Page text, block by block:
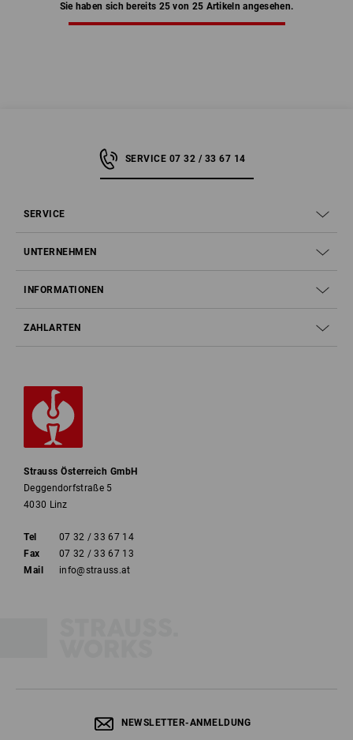
Sie haben sich bereits 25 von 25 Artikeln angesehen.
SERVICE 07 32 / 33 67 14
SERVICE
UNTERNEHMEN
INFORMATIONEN
ZAHLARTEN
Strauss Österreich GmbH
Deggendorfstraße 5
4030 Linz
Tel
07 32 / 33 67 14
Fax
07 32 / 33 67 13
Mail
info@strauss.at
NEWSLETTER-ANMELDUNG